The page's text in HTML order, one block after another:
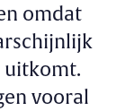
omdat
uitkomt.
vooral